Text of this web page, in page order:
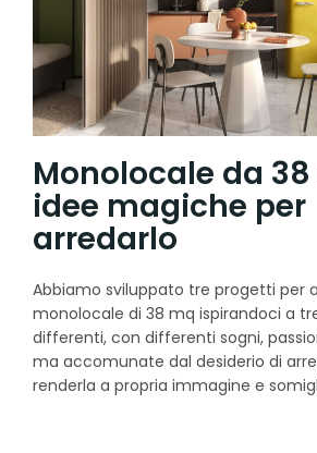
Monolocale da 38
idee magiche per
arredarlo
Abbiamo sviluppato tre progetti per
monolocale di 38 mq ispirandoci a
differenti, con differenti sogni,
ma accomunate dal desiderio di
renderla a propria immagine e